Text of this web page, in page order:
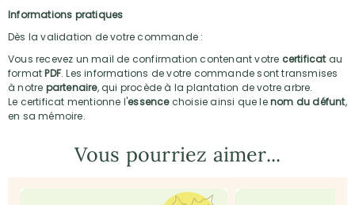
Informations pratiques
Dès la validation de votre commande :
Vous recevez un mail de confirmation contenant votre certificatau
formatPDF. Les informations de votre commande sont transmises
à notre partenaire, qui procède à la plantation de votre arbre.
Le certificat mentionne l'essencechoisie ainsi que lenom du défunt,
en sa mémoire.
Vous pourriez aimer...